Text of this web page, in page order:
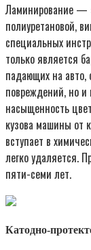
Ламинирование —
полиуретановой,
специальных
только является
падающих на авто,
повреждений, но и
насыщенность
кузова машины от
вступает в
легко удаляется.
пяти-семи лет.
Катодно-